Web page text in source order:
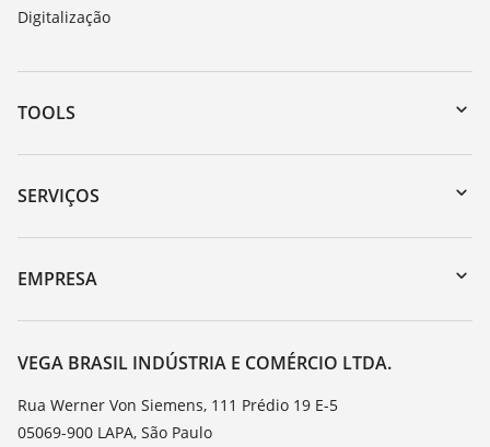
Digitalização
TOOLS
Downloads
Busca por número de série
DTM Collection/PACTware
SERVIÇOS
Retorno do dispositivo
Suporte
Constantes dielétricas
EMPRESA
Sobre a VEGA
Contato
Noticias
Imprensa
VEGA BRASIL INDÚSTRIA E COMÉRCIO LTDA.
Rua Werner Von Siemens, 111 Prédio 19 E-5
05069-900 LAPA, São Paulo